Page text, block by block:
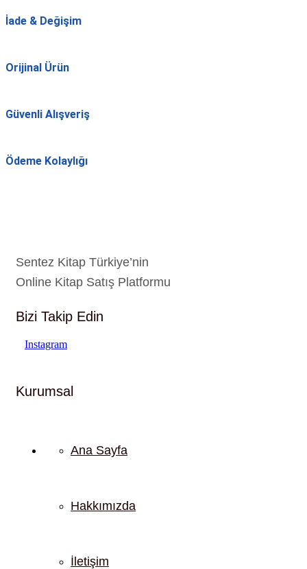
İade & Değişim
Orijinal Ürün
Güvenli Alışveriş
Ödeme Kolaylığı
Sentez Kitap Türkiye’nin
Online Kitap Satış Platformu
Bizi Takip Edin
Instagram
Kurumsal
Ana Sayfa
Hakkımızda
İletişim